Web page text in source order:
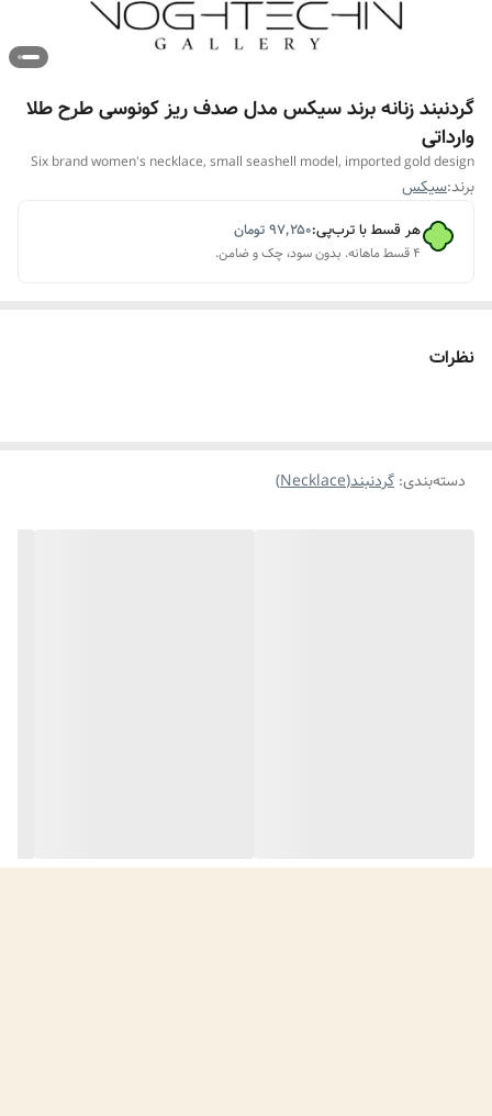
گردنبند زنانه برند سیکس مدل صدف ریز کونوسی طرح طلا
وارداتی
Six brand women's necklace, small seashell model, imported gold design
برند:سیکس
هر قسط با ترب‌پی:۹۷٬۲۵۰تومان
۴ قسط ماهانه. بدون سود، چک و ضامن.
نظرات
دسته‌بندی: گردنبند(Necklace)